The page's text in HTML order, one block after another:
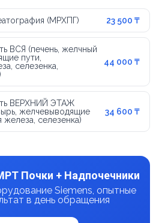
(МРХПГ) 23 500 ₸
ВСЯ (печень, желчный
пути,
селезенка,
44 000 ₸
ВЕРХНИЙ ЭТАЖ
желчевыводящие
селезенка)
34 600 ₸
Почки + Надпочечники
Siemens, опытные
в день обращения